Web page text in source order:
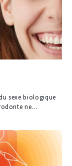
sexe biologique
ne...